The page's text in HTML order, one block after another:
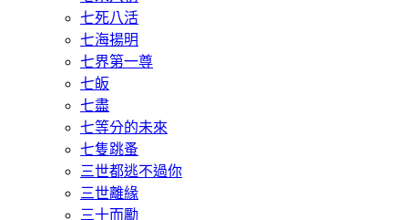
七死八活
七海揚明
七界第一尊
七皈
七盡
七等分的未來
七隻跳蚤
三世都逃不過你
三世離緣
三十而勵